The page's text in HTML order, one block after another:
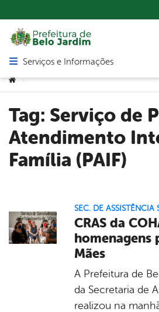
Abrir menu principal de navegação
Serviços e Informações
Você está aqui:
>
Tag: Serviço de
Atendimento
Família (PAIF)
SEC. DE ASSISTÊNCIA
CRAS da
homenagens
Mães
A Prefeitura de
da Secretaria de
realizou na